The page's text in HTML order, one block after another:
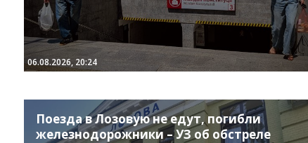
06.08.2026, 20:24
Поезда в Лозовую не едут, погибли
железнодорожники – УЗ об обстреле